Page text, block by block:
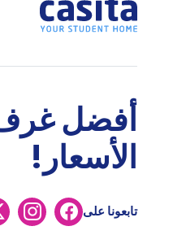
أفضل
الأسعار!
تابعونا على